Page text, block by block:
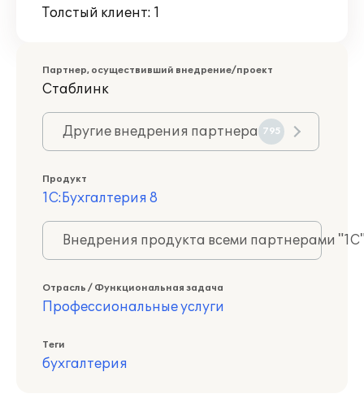
Толстый клиент: 1
Партнер, осуществивший внедрение/проект
Стаблинк
Другие внедрения партнера 795
Продукт
1С:Бухгалтерия 8
Внедрения продукта всеми партнерами
Отрасль / Функциональная задача
Профессиональные услуги
Теги
бухгалтерия